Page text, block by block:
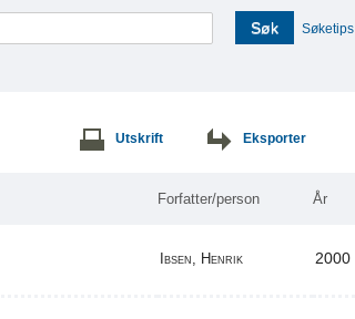
Søk Søketips
Utskrift Eksporter
Forfatter/person År
Ibsen, Henrik 2000